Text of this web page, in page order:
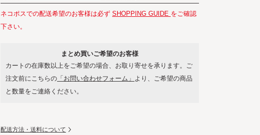
ネコポスでの配送希望のお客様は必ず SHOPPING GUIDE をご確認
下さい。
まとめ買いご希望のお客様
カートの在庫数以上をご希望の場合、お取り寄せを承ります。ご
注文前にこちらの 「お問い合わせフォーム」 より、ご希望の商品
と数量をご連絡ください。
配送方法・送料について